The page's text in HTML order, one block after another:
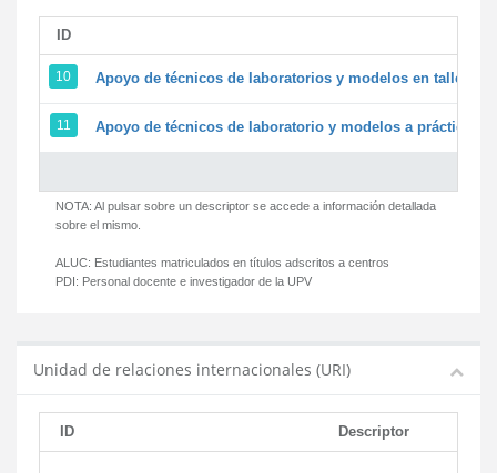
ID
10 Apoyo de técnicos de laboratorios y modelos en
11 Apoyo de técnicos de laboratorio y modelos a prácticas
NOTA: Al pulsar sobre un descriptor se accede a información detallada
sobre el mismo.
ALUC: Estudiantes matriculados en títulos adscritos a centros
PDI: Personal docente e investigador de la UPV
Unidad de relaciones internacionales (URI)
ID Descriptor